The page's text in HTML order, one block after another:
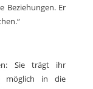
Beziehungen. Er
Sie trägt ihr
möglich in die